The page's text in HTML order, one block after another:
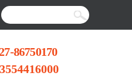
86750170